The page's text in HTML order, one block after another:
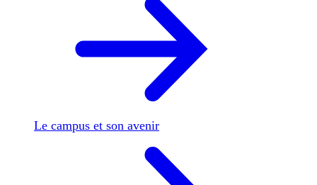
Le campus et son avenir